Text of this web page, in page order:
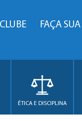
FAÇA SUA
ÉTICA E DISCIPLINA